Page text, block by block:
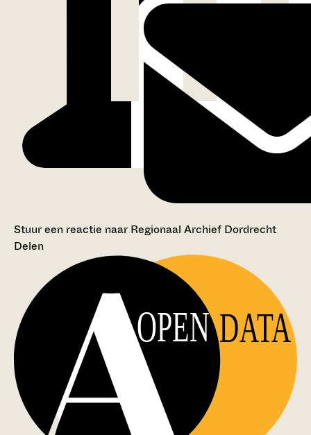
Stuur een reactie naar Regionaal Archief Dordrecht
Delen
OPEN DATA